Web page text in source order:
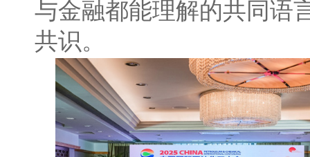
与金融都能理解的共同
共识。